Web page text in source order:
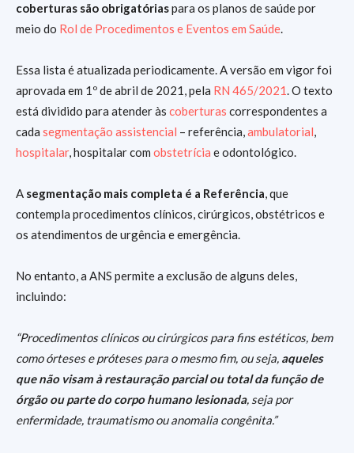
coberturas são obrigatóriaspara os planos de saúde por
meio do Rol de Procedimentos e Eventos em Saúde.
Essa lista é atualizada periodicamente. A versão em vigor foi
aprovada em 1º de abril de 2021, pela RN 465/2021. O texto
está dividido para atender às coberturas correspondentes a
cada segmentação assistencial – referência,ambulatorial,
hospitalar, hospitalar com obstetrícia e odontológico.
A segmentação mais completa é a Referência, que
contempla procedimentos clínicos, cirúrgicos, obstétricos e
os atendimentos de urgência e emergência.
No entanto, a ANS permite a exclusão de alguns deles,
incluindo:
“Procedimentos clínicos ou cirúrgicos para fins estéticos, bem
como órteses e próteses para o mesmo fim, ou seja, aqueles
que não visam à restauração parcial ou total da função de
órgão ou parte do corpo humano lesionada, seja por
enfermidade, traumatismo ou anomalia congênita.”